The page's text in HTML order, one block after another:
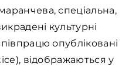
спеціальна,
культурні
опубліковані
відображаються у